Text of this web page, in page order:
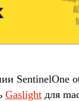
SentinelOne
Gaslight для